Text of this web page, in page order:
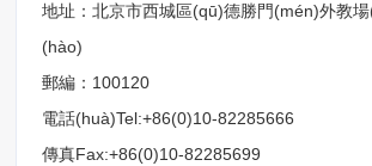
地址：北京市西城區(qū)德勝門(mén)外教
(hào)
郵編：100120
電話(huà)Tel:+86(0)10-82285666
傳真Fax:+86(0)10-82285699